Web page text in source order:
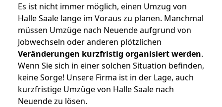
Es ist nicht immer möglich, einen Umzug von
Halle Saale lange im Voraus zu planen. Manchmal
müssen Umzüge nach Neuende aufgrund von
Jobwechseln oder anderen plötzlichen
Veränderungen kurzfristig organisiert werden.
Wenn Sie sich in einer solchen Situation befinden,
keine Sorge! Unsere Firma ist in der Lage, auch
kurzfristige Umzüge von Halle Saale nach
Neuende zu lösen.